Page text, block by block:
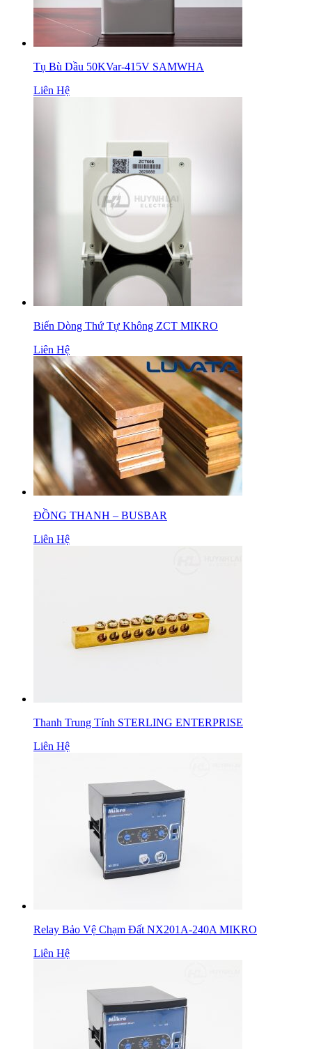
Tụ Bù Dầu 50KVar-415V SAMWHA
Liên Hệ
Biến Dòng Thứ Tự Không ZCT MIKRO
Liên Hệ
ĐỒNG THANH – BUSBAR
Liên Hệ
Thanh Trung Tính STERLING ENTERPRISE
Liên Hệ
Relay Bảo Vệ Chạm Đất NX201A-240A MIKRO
Liên Hệ